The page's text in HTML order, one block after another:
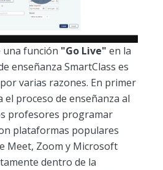
una función "Go Live" en la
enseñanza SmartClass es
varias razones. En primer
el proceso de enseñanza al
profesores programar
plataformas populares
Meet, Zoom y Microsoft
dentro de la